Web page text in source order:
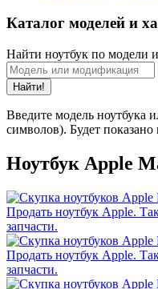
Каталог моделей и
Найти ноутбук по модели
Найти!
Введите модель ноутбука
символов). Будет показано
Ноутбук Apple